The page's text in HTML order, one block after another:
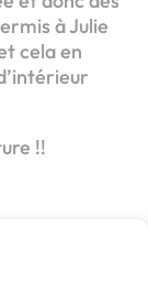
à Julie
cela en
!!